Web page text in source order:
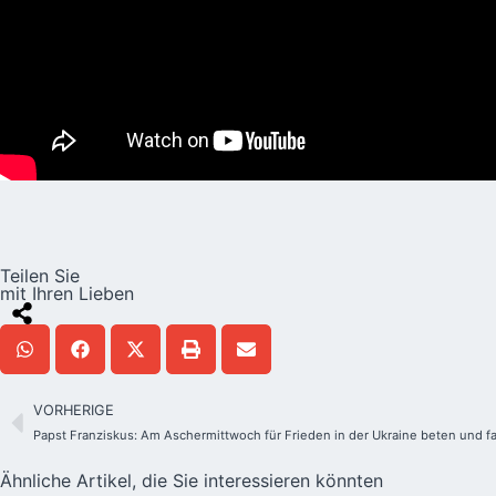
Teilen Sie
mit Ihren Lieben
VORHERIGE
Papst Franziskus: Am Aschermittwoch für Frieden in der Ukraine beten und
Ähnliche Artikel, die Sie interessieren könnten